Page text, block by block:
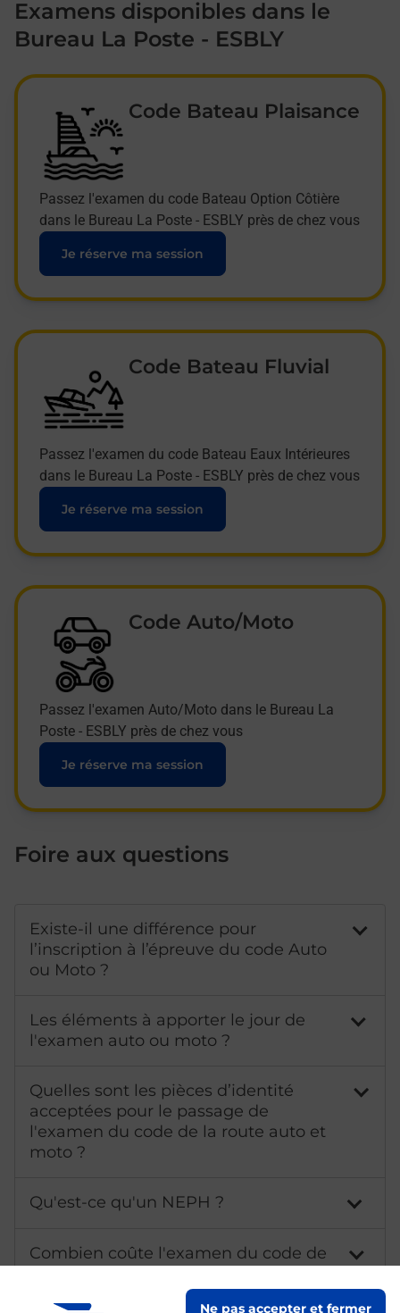
Ne pas accepter et fermer
Examens disponibles dans le
Bureau La Poste - ESBLY
Code Bateau Plaisance
Passez l'examen du code Bateau Option Côtière
dans le Bureau La Poste - ESBLY près de chez vous
Je réserve ma session
Code Bateau Fluvial
Passez l'examen du code Bateau Eaux Intérieures
dans le Bureau La Poste - ESBLY près de chez vous
Je réserve ma session
Code Auto/Moto
Passez l'examen Auto/Moto dans le Bureau La
Poste - ESBLY près de chez vous
Je réserve ma session
Foire aux questions
Existe-il une différence pour
l’inscription à l’épreuve du code Auto
ou Moto ?
Les éléments à apporter le jour de
l'examen auto ou moto ?
Quelles sont les pièces d’identité
acceptées pour le passage de
l'examen du code de la route auto et
moto ?
Qu'est-ce qu'un NEPH ?
Combien coûte l'examen du code de